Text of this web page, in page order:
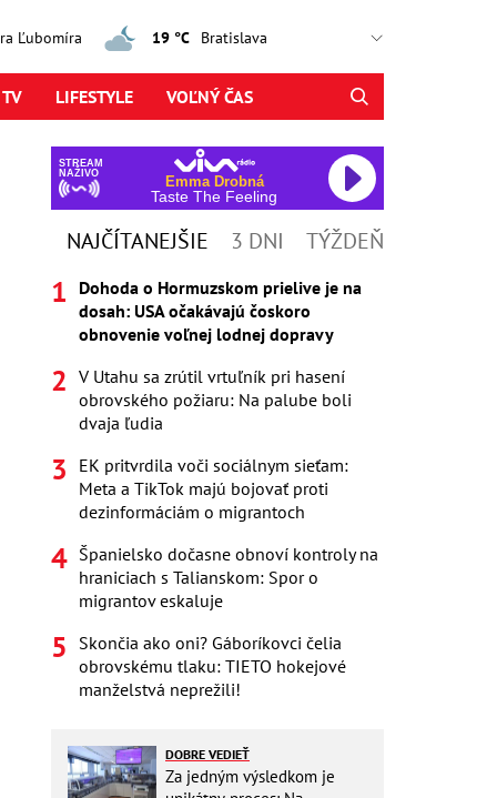
Ľubomíra 19 °C
LIFESTYLE VOĽNÝ ČAS
STREAM
NAŽIVO
Emma Drobná
Taste The Feeling
NAJČÍTANEJŠIE 3 DNI TÝŽDEŇ
Dohoda o Hormuzskom prielive je na
dosah: USA očakávajú čoskoro
obnovenie voľnej lodnej dopravy
V Utahu sa zrútil vrtuľník pri hasení
obrovského požiaru: Na palube boli
dvaja ľudia
EK pritvrdila voči sociálnym sieťam:
Meta a TikTok majú bojovať proti
dezinformáciám o migrantoch
Španielsko dočasne obnoví kontroly na
hraniciach s Talianskom: Spor o
migrantov eskaluje
Skončia ako oni? Gáboríkovci čelia
obrovskému tlaku: TIETO hokejové
manželstvá neprežili!
DOBRE VEDIEŤ
Za jedným výsledkom je